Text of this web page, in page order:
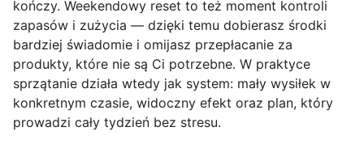
kończy. Weekendowy reset to też moment kontroli
zapasów i zużycia — dzięki temu dobierasz środki
bardziej świadomie i omijasz przepłacanie za
produkty, które nie są Ci potrzebne. W praktyce
sprzątanie działa wtedy jak system: mały wysiłek w
konkretnym czasie, widoczny efekt oraz plan, który
prowadzi cały tydzień bez stresu.